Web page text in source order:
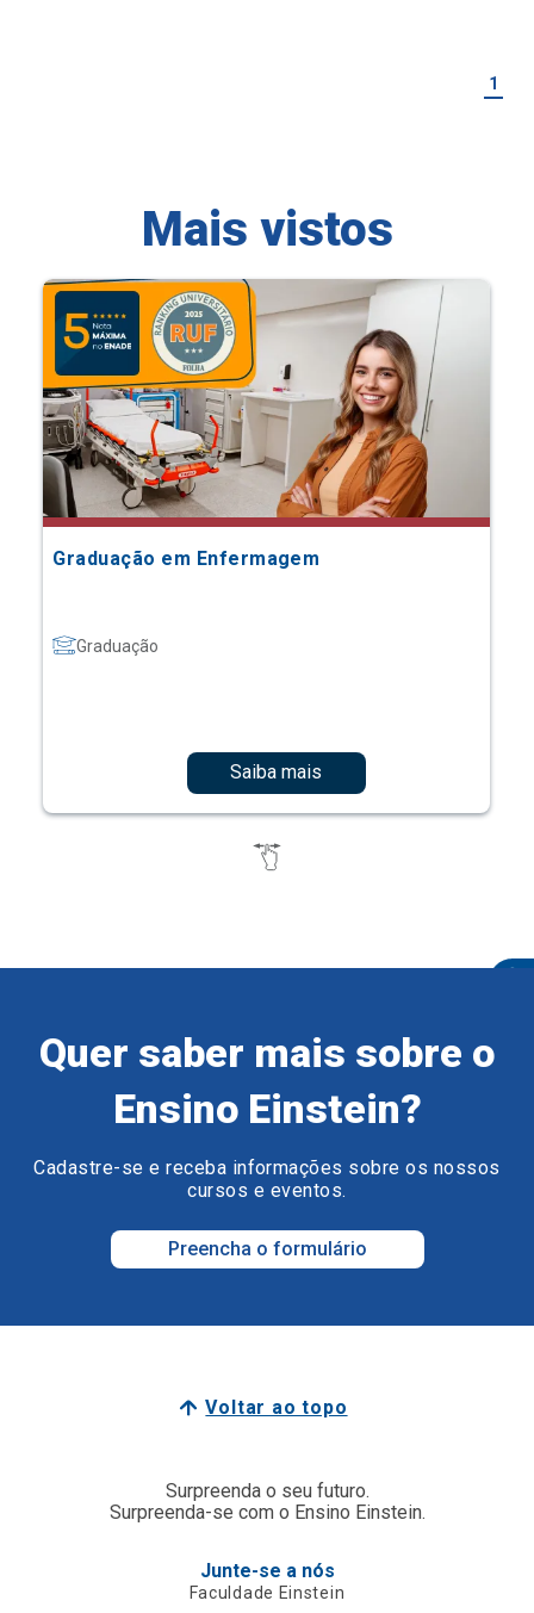
1
Mais vistos
Graduação em Enfermagem
Graduação
Saiba mais
Quer saber mais sobre o
Ensino Einstein?
Cadastre-se e receba informações sobre os nossos
cursos e eventos.
Preencha o formulário
Voltar ao topo
Surpreenda o seu futuro.
Surpreenda-se com o Ensino Einstein.
Junte-se a nós
Faculdade Einstein